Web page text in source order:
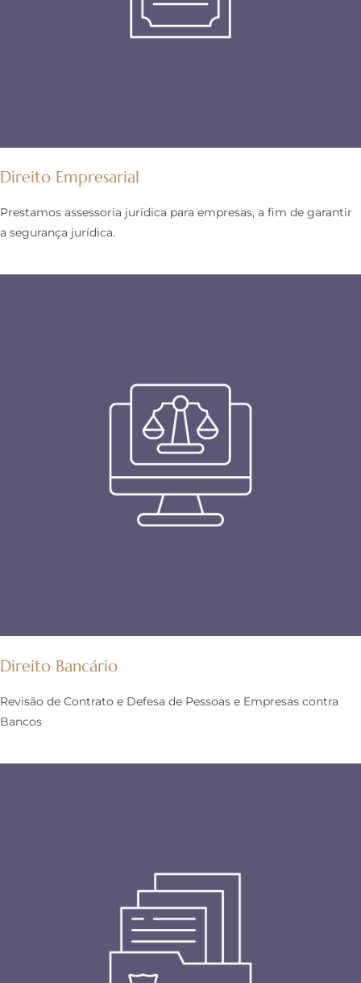
Direito Empresarial
Prestamos assessoria jurídica para empresas, a fim de garantir
a segurança jurídica.
Direito Bancário
Revisão de Contrato e Defesa de Pessoas e Empresas contra
Bancos